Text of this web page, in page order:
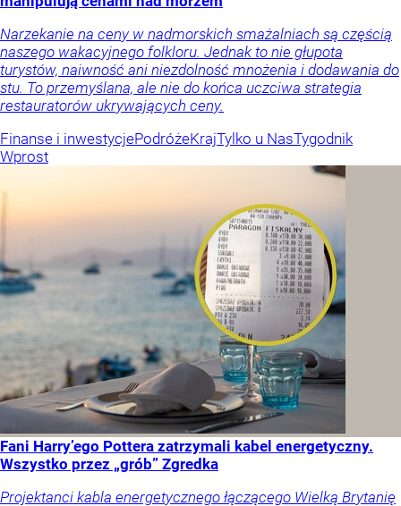
Narzekanie na ceny w nadmorskich smażalniach są częścią
naszego wakacyjnego folkloru. Jednak to nie głupota
turystów, naiwność ani niezdolność mnożenia i dodawania do
stu. To przemyślana, ale nie do końca uczciwa strategia
restauratorów ukrywających ceny.
Finanse i inwestycjePodróżeKrajTylko u NasTygodnik
Wprost
Fani Harry’ego Pottera zatrzymali kabel energetyczny.
Wszystko przez „grób” Zgredka
Projektanci kabla energetycznego łączącego Wielką Brytanię